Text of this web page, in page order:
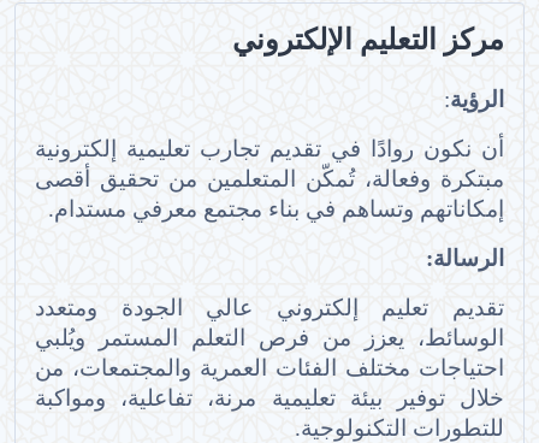
مركز التعليم الإلكتروني
الرؤية:
أن نكون روادًا في تقديم تجارب تعليمية إلكترونية
مبتكرة وفعالة، تُمكّن المتعلمين من تحقيق أقصى
إمكاناتهم وتساهم في بناء مجتمع معرفي مستدام.
الرسالة:
تقديم تعليم إلكتروني عالي الجودة ومتعدد
الوسائط، يعزز من فرص التعلم المستمر ويُلبي
احتياجات مختلف الفئات العمرية والمجتمعات، من
خلال توفير بيئة تعليمية مرنة، تفاعلية، ومواكبة
للتطورات التكنولوجية.